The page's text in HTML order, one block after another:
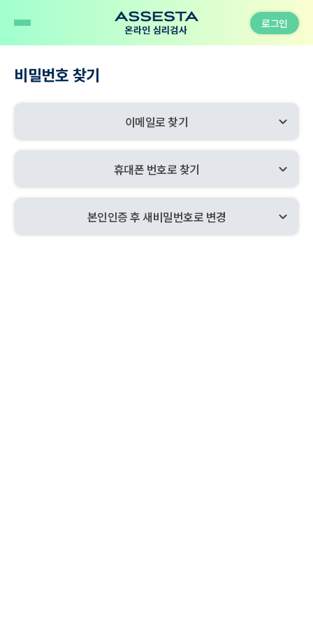
로그인
비밀번호 찾기
이메일로 찾기 expand_more
휴대폰 번호로 찾기 expand_more
본인인증 후 새비밀번호로 변경 expand_more